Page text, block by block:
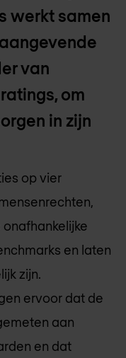
werkt samen
van
om
in zijn
op vier
en laten
zijn.
ervoor dat de
aan
en dat